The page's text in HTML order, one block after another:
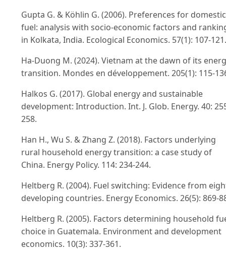
Gupta G. & Köhlin G. (2006). Preferences for domestic
fuel: analysis with socio-economic factors and
in Kolkata, India. Ecological Economics. 57(1): 107-121.
Ha-Duong M. (2024). Vietnam at the dawn of its
transition. Mondes en développement. 205(1): 115-
Halkos G. (2017). Global energy and sustainable
development: Introduction. Int. J. Glob. Energy. 40:
258.
Han H., Wu S. & Zhang Z. (2018). Factors underlying
rural household energy transition: a case study of
China. Energy Policy. 114: 234-244.
Heltberg R. (2004). Fuel switching: Evidence from
developing countries. Energy Economics. 26(5): 869-
Heltberg R. (2005). Factors determining household
choice in Guatemala. Environment and development
economics. 10(3): 337-361.